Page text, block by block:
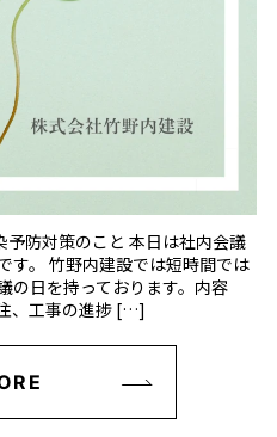
防対策のこと 本日は社内会議
す。 竹野内建設では短時間では
の日を持っております。内容
、工事の進捗 […]